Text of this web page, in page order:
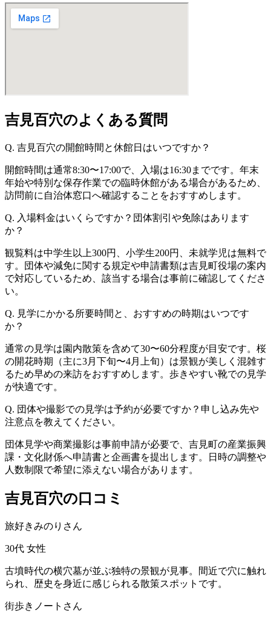
吉見百穴のよくある質問
Q. 吉見百穴の開館時間と休館日はいつですか？
開館時間は通常8:30〜17:00で、入場は16:30までです。年末
年始や特別な保存作業での臨時休館がある場合があるため、
訪問前に自治体窓口へ確認することをおすすめします。
Q. 入場料金はいくらですか？団体割引や免除はあります
か？
観覧料は中学生以上300円、小学生200円、未就学児は無料で
す。団体や減免に関する規定や申請書類は吉見町役場の案内
で対応しているため、該当する場合は事前に確認してくださ
い。
Q. 見学にかかる所要時間と、おすすめの時期はいつです
か？
通常の見学は園内散策を含めて30〜60分程度が目安です。桜
の開花時期（主に3月下旬〜4月上旬）は景観が美しく混雑す
るため早めの来訪をおすすめします。歩きやすい靴での見学
が快適です。
Q. 団体や撮影での見学は予約が必要ですか？申し込み先や
注意点を教えてください。
団体見学や商業撮影は事前申請が必要で、吉見町の産業振興
課・文化財係へ申請書と企画書を提出します。日時の調整や
人数制限で希望に添えない場合があります。
吉見百穴の口コミ
旅好きみのりさん
30代 女性
古墳時代の横穴墓が並ぶ独特の景観が見事。間近で穴に触れ
られ、歴史を身近に感じられる散策スポットです。
街歩きノートさん